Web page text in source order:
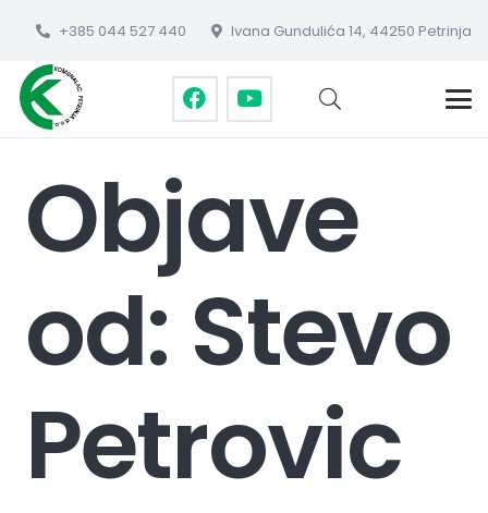
+385 044 527 440 Ivana Gundulića 14, 44250 Petrinja
Objave
od: Stevo
Petrovic